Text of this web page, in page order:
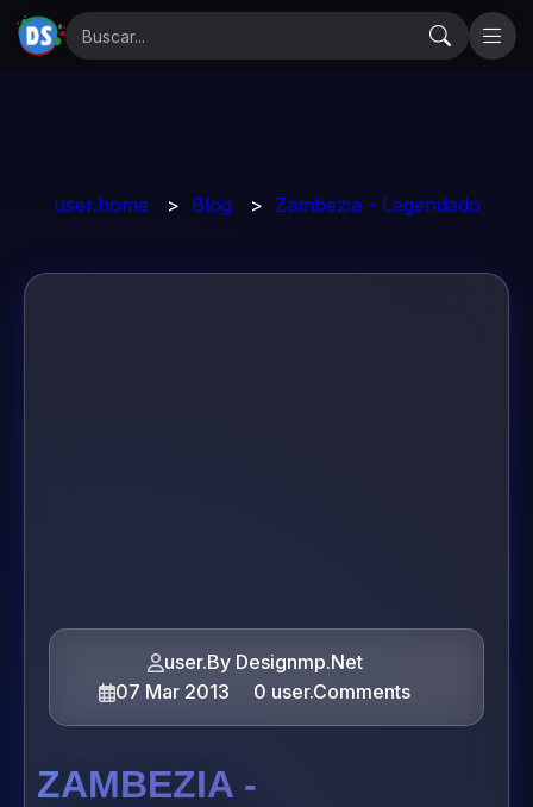
user.home > Blog > Zambezia - Legendado
user.By Designmp.Net
07 Mar 2013
0 user.Comments
ZAMBEZIA -